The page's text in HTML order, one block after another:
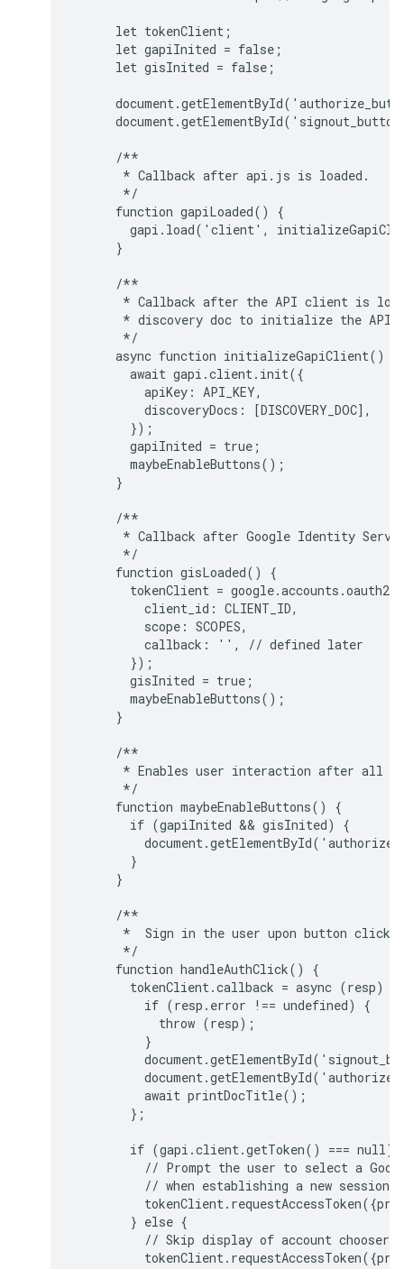
      let tokenClient;
      let gapiInited = false;
      let gisInited = false;
      /**
       * Callback after api.js is loaded.
       */
      function gapiLoaded() {
gapi.load('client',
      }
      /**
* Callback after the API client is
       * discovery doc to initialize the API.
       */
      async function initializeGapiClient() {
        await gapi.client.init({
          apiKey: API_KEY,
          discoveryDocs: [DISCOVERY_DOC],
        });
        gapiInited = true;
        maybeEnableButtons();
      }
      /**
* Callback after Google Identity
       */
      function gisLoaded() {
tokenClient =
          client_id: CLIENT_ID,
          scope: SCOPES,
          callback: '', // defined later
        });
        gisInited = true;
        maybeEnableButtons();
      }
      /**
* Enables user interaction after all
       */
      function maybeEnableButtons() {
        if (gapiInited && gisInited) {
        }
      }
      /**
       *  Sign in the user upon button click.
       */
      function handleAuthClick() {
tokenClient.callback = async (resp)
          if (resp.error !== undefined) {
            throw (resp);
          }
          await printDocTitle();
        };
if (gapi.client.getToken() === null)
// Prompt the user to select a
          // when establishing a new session.
        } else {
// Skip display of account chooser